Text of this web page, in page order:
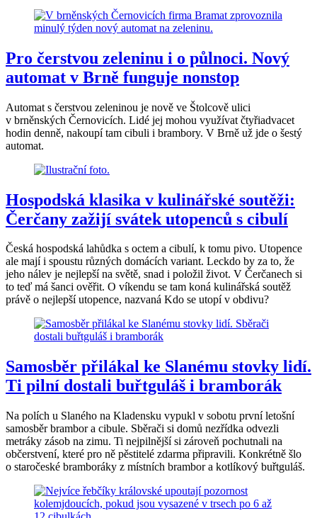
Pro čerstvou zeleninu i o půlnoci. Nový
automat v Brně funguje nonstop
Automat s čerstvou zeleninou je nově ve Štolcově ulici
v brněnských Černovicích. Lidé jej mohou využívat čtyřiadvacet
hodin denně, nakoupí tam cibuli i brambory. V Brně už jde o šestý
automat.
Hospodská klasika v kulinářské soutěži:
Čerčany zažijí svátek utopenců s cibulí
Česká hospodská lahůdka s octem a cibulí, k tomu pivo. Utopence
ale mají i spoustu různých domácích variant. Leckdo by za to, že
jeho nálev je nejlepší na světě, snad i položil život. V Čerčanech si
to teď má šanci ověřit. O víkendu se tam koná kulinářská soutěž
právě o nejlepší utopence, nazvaná Kdo se utopí v obdivu?
Samosběr přilákal ke Slanému stovky lidí.
Ti pilní dostali buřtguláš i bramborák
Na polích u Slaného na Kladensku vypukl v sobotu první letošní
samosběr brambor a cibule. Sběrači si domů nezřídka odvezli
metráky zásob na zimu. Ti nejpilnější si zároveň pochutnali na
občerstvení, které pro ně pěstitelé zdarma připravili. Konkrétně šlo
o staročeské bramboráky z místních brambor a kotlíkový buřtguláš.